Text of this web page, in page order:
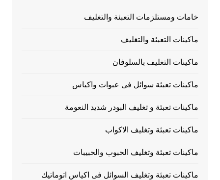
خامات ومستلزمات التعبئة والتغليف
ماكينات التعبئة والتغليف
ماكينات التغليف بالسلوفان
ماكينات تعبئة سوائل فى عبوات واكياس
ماكينات تعبئة و تغليف البودر شديد النعومة
ماكينات تعبئة وتغليف الاكواب
ماكينات تعبئة وتغليف الحبوب والحبيبات
ماكينات تعبئة وتغليف السوائل فى اكياس اتوماتيك